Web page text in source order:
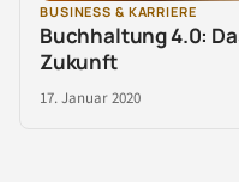
BUSINESS & KARRIERE
Buchhaltung 4.0:
Zukunft
17. Januar 2020